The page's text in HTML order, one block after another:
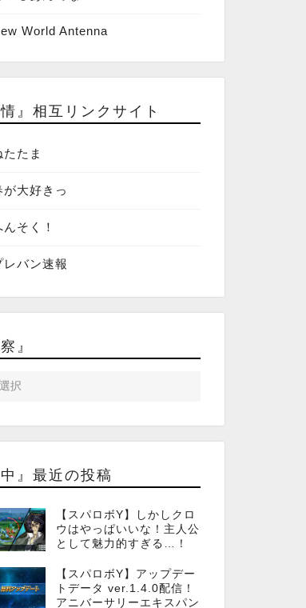
World Antenna
情』相互リンクサイト
たたま
が大好きっ
んそく！
レバン速報
』
中』最近の投稿
【スパロボY】しかしクロ
ウはやっぱいいな！主人公
として魅力的すぎる…！
【スパロボY】アップデー
トデータ ver.1.4.0配信！
アニバーサリーエキスパン